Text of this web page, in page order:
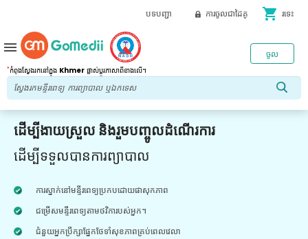
បទបញ្ជា ការចូលជាដៃគូ shopping_cart រទេះ
*កំពុងស្វែងរកនៅក្នុង Khmer ផ្លាស់ប្តូរភាសាពីខាងលើ។
ចូល
menu
ដើម្បីងាយស្រួល និងរួមបញ្ចូលដំណើរការ
ដើម្បីទទួលបានការព្យាបាល
ការស្នាក់នៅមន្ទីរពេទ្យប្រកបដោយផាសុកភាព
ជម្រើសមន្ទីរពេទ្យតាមថវិការបស់អ្នក។
ជំនួយអ្នកប្រឹក្សាផ្នែកថែទាំសុខភាពគ្រប់ពេលវេលា